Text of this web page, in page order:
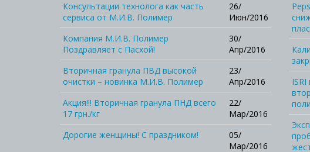
Консультации технолога как часть
сервиса от М.И.В. Полимер
26/
Июн/2016
Компания М.И.В. Полимер
Поздравляет с Пасхой!
30/
Апр/2016
Вторичная гранула ПВД высокой
очистки – новинка М.И.В. Полимер
23/
Апр/2016
Акция!!! Вторичная гранула ПНД всего
17 грн./кг
22/
Мар/2016
Дорогие женщины! С праздником!
05/
Мар/2016